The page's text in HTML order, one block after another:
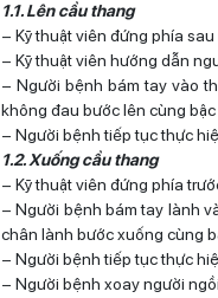
1.1. Lên cầu thang
– Kỹ thuật viên đứng phía
– Kỹ thuật viên hướng dẫn
– Người bệnh bám tay vào
không đau bước lên cùng bậc
– Người bệnh tiếp tục thực
1.2. Xuống cầu thang
– Kỹ thuật viên đứng phía
– Người bệnh bám tay lành
chân lành bước xuống cùng
– Người bệnh tiếp tục thực
– Người bệnh xoay người